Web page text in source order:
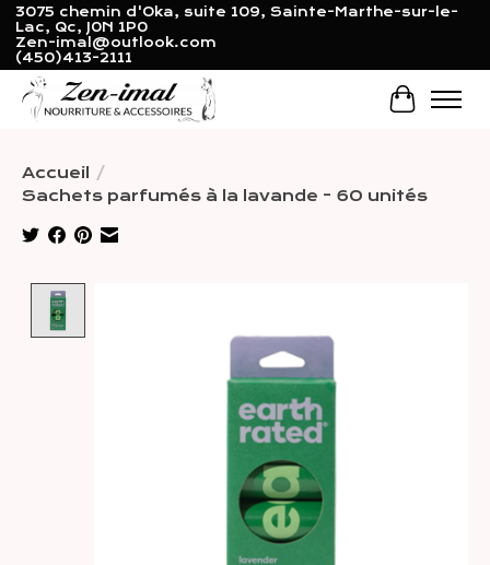
3075 chemin d'Oka, suite 109, Sainte-Marthe-sur-le-
Lac, Qc, J0N 1P0
Zen-imal@outlook.com
(450)413-2111
Panier
Accueil /
Sachets parfumés à la lavande - 60 unités